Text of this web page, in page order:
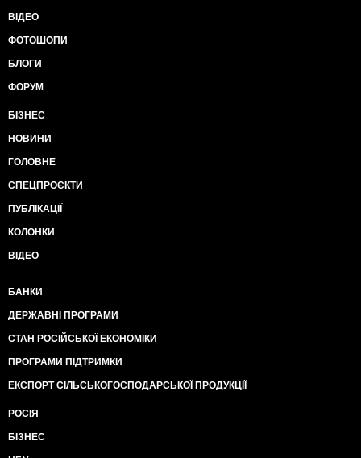
ВІДЕО
ФОТОШОПИ
БЛОГИ
ФОРУМ
БІЗНЕС
НОВИНИ
ГОЛОВНЕ
СПЕЦПРОЄКТИ
ПУБЛІКАЦІЇ
КОЛОНКИ
ВІДЕО
БАНКИ
ДЕРЖАВНІ ПРОГРАМИ
СТАН РОСІЙСЬКОЇ ЕКОНОМІКИ
ПРОГРАМИ ПІДТРИМКИ
ЕКСПОРТ СІЛЬСЬКОГОСПОДАРСЬКОЇ ПРОДУКЦІЇ
РОСІЯ
БІЗНЕС